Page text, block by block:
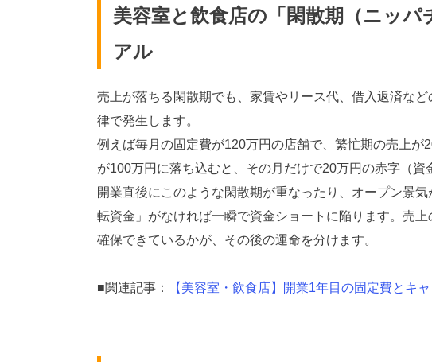
美容室と飲食店の「閑散期（ニッ
アル
売上が落ちる閑散期でも、家賃やリース代、借入返済な
律で発生します。
例えば毎月の固定費が120万円の店舗で、繁忙期の売上
が100万円に落ち込むと、その月だけで20万円の赤字（資
開業直後にこのような閑散期が重なったり、オープン景
転資金」がなければ一瞬で資金ショートに陥ります。売
確保できているかが、その後の運命を分けます。
■関連記事： 【美容室・飲食店】開業1年目の固定費とキ